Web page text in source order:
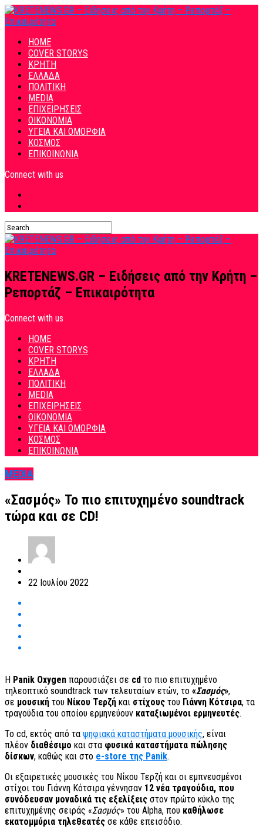
HOME
COVER STORYS
ΚΡΗΤΗ
ΕΛΛΑΔΑ
ΠΟΛΙΤΙΚΗ
MEDIA
ΕΠΙΧΕΙΡΗΣΕΙΣ
ΟΙΚΟΝΟΜΙΑ
ΥΓΕΙΑ ΚΑΙ ΟΜΟΡΦΙΑ
ΚΟΣΜΟΣ
ΕΠΙΚΟΙΝΩΝΙΑ
Connect with us
KRETENEWS.GR – Ειδήσεις από την Κρήτη –
Ρεπορτάζ – Επικαιρότητα
Connect with us
HOME
COVER STORYS
ΚΡΗΤΗ
ΕΛΛΑΔΑ
ΠΟΛΙΤΙΚΗ
MEDIA
ΕΠΙΧΕΙΡΗΣΕΙΣ
ΟΙΚΟΝΟΜΙΑ
ΥΓΕΙΑ ΚΑΙ ΟΜΟΡΦΙΑ
ΚΟΣΜΟΣ
ΕΠΙΚΟΙΝΩΝΙΑ
MEDIA
«Σασμός» Το πιο επιτυχημένο soundtrack
τώρα και σε CD!
22 Ιουλίου 2022
Η Panik Oxygen παρουσιάζει σε cd το πιο επιτυχημένο
τηλεοπτικό soundtrack των τελευταίων ετών, το «Σασμός»,
σε μουσική του Νίκου Τερζή και στίχους του Γιάννη Κότσιρα, τα
τραγούδια του οποίου ερμηνεύουν καταξιωμένοι ερμηνευτές.
Το cd, εκτός από τα ψηφιακά καταστήματα μουσικής, είναι
πλέον διαθέσιμο και στα φυσικά καταστήματα πώλησης
δίσκων, καθώς και στο e-store της Panik.
Οι εξαιρετικές μουσικές του Νίκου Τερζή και οι εμπνευσμένοι
στίχοι του Γιάννη Κότσιρα γέννησαν 12 νέα τραγούδια, που
συνόδευσαν μοναδικά τις εξελίξεις στον πρώτο κύκλο της
επιτυχημένης σειράς «Σασμός» του Alpha, που καθήλωσε
εκατομμύρια τηλεθεατές σε κάθε επεισόδιο.